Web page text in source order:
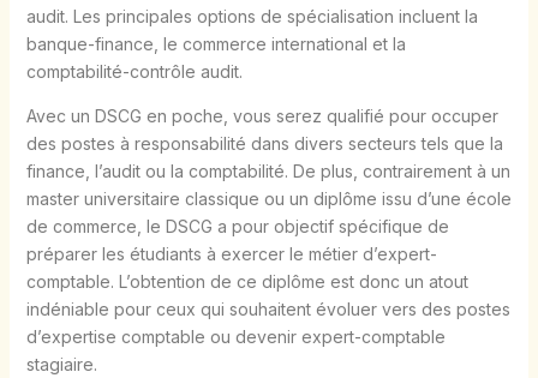
audit. Les principales options de spécialisation incluent la
banque-finance, le commerce international et la
comptabilité-contrôle audit.
Avec un DSCG en poche, vous serez qualifié pour occuper
des postes à responsabilité dans divers secteurs tels que la
finance, l’audit ou la comptabilité. De plus, contrairement à un
master universitaire classique ou un diplôme issu d’une école
de commerce, le DSCG a pour objectif spécifique de
préparer les étudiants à exercer le métier d’expert-
comptable. L’obtention de ce diplôme est donc un atout
indéniable pour ceux qui souhaitent évoluer vers des postes
d’expertise comptable ou devenir expert-comptable
stagiaire.